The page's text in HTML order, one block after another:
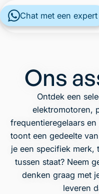
Ons
Ontdek een
elektromotoren,
frequentieregelaars
toont een gedeelte
je een specifiek
tussen staat? Neem
denken graag met
leveren
Chat met een expert